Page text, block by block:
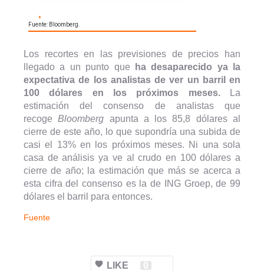
Los recortes en las previsiones de precios han
llegado a un punto que
ha desaparecido ya la
expectativa de los analistas de ver un barril en
100 dólares en los próximos meses.La
estimación del consenso de analistas que
recogeBloomberg apunta a los 85,8 dólares al
cierre de este año, lo que supondría una subida de
casi el 13% en los próximos meses. Ni una sola
casa de análisis ya ve al crudo en 100 dólares a
cierre de año; la estimación que más se acerca a
esta cifra del consenso es la de ING Groep, de 99
dólares el barril para entonces.
Fuente
LIKE 0